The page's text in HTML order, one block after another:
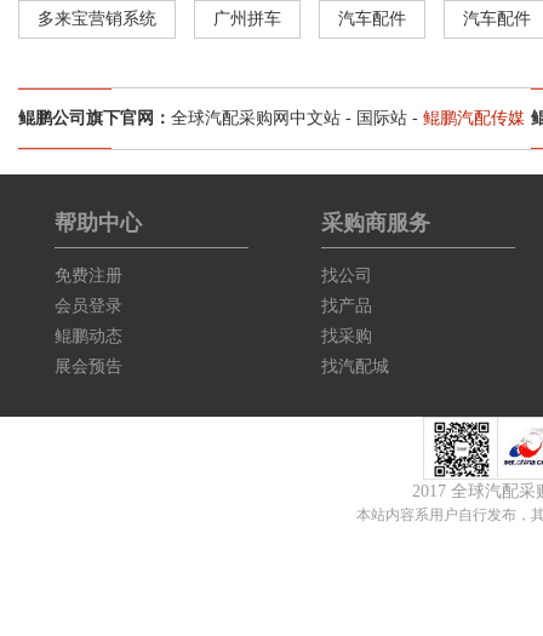
多来宝营销系统 广州拼车 汽车配件 汽车配件
鲲鹏公司旗下官网： 全球汽配采购网中文站 - 国际站 - 鲲鹏汽配传媒
帮助中心
免费注册
会员登录
鲲鹏动态
展会预告
采购商服务
找公司
找产品
找采购
找汽配城
2017 全球汽配
本站内容系用户自行发布，